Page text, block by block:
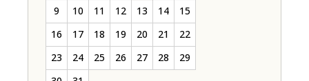
9
10 11 12 13 14
15
16
17 18 19 20 21
22
23
24 25 26 27 28
29